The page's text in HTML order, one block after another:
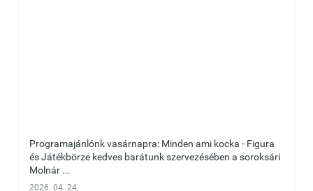
Programajánlónk vasárnapra: Minden ami kocka - Figura
és Játékbörze kedves barátunk szervezésében a soroksári
Molnár ...
2026. 04. 24.